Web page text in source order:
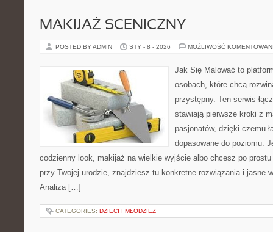
MAKIJAŻ SCENICZNY
POSTED BY ADMIN STY - 8 - 2026 MOŻLIWOŚĆ
Jak Się Malować to
osobach, które chcą
przystępny. Ten serwis
stawiają pierwsze kroki z
pasjonatów, dzięki czemu
dopasowane do poziomu.
codzienny look, makijaż na wielkie wyjście albo chcesz po prostu
przy Twojej urodzie, znajdziesz tu konkretne rozwiązania i jasne
Analiza […]
CATEGORIES: DZIECI I MŁODZIEŻ